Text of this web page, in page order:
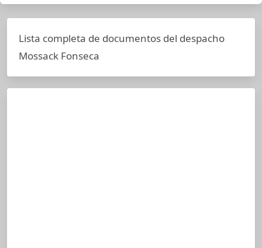
Lista completa de documentos del despacho
Mossack Fonseca